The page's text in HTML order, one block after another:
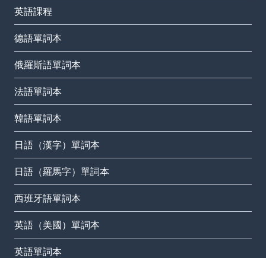
英語課程
德語單詞本
俄羅斯語單詞本
法語單詞本
韓語單詞本
日語（漢字）單詞本
日語（羅馬字）單詞本
西班牙語單詞本
英語（美國）單詞本
英語單詞本